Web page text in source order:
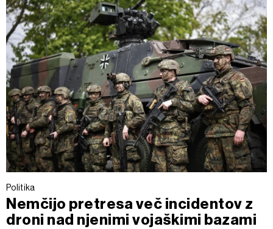
Politika
Nemčijo pretresa več incidentov z
droni nad njenimi vojaškimi bazami